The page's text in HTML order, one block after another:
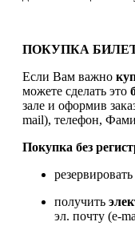
ПОКУПКА
Если Вам важно
можете сделать это
зале и оформив
mail), телефон,
Покупка без
резервировать
получить
эл. почту (e-